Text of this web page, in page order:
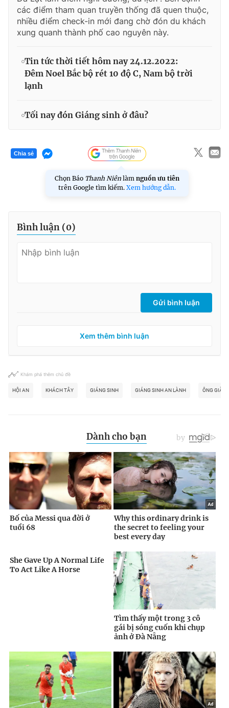
các điểm tham quan truyền thống đã quen thuộc,
nhiều điểm check-in mới đang chờ đón du khách
xung quanh thành phố cao nguyên này.
Tin tức thời tiết hôm nay 24.12.2022:
Đêm Noel Bắc bộ rét 10 độ C, Nam bộ trời
lạnh
Tối nay đón Giáng sinh ở đâu?
Chia sẻ
Chọn Báo Thanh Niên làm nguồn ưu tiên
trên Google tìm kiếm. Xem hướng dẫn.
Bình luận (0)
Gửi bình luận
Xem thêm bình luận
Khám phá thêm chủ đề
HỘI AN KHÁCH TÂY GIÁNG SINH GIÁNG SINH AN LÀNH ÔNG GIÀ